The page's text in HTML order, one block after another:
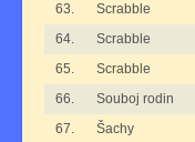
63.
Scrabble
64.
Scrabble
65.
Scrabble
66.
Souboj rodin
67.
Šachy